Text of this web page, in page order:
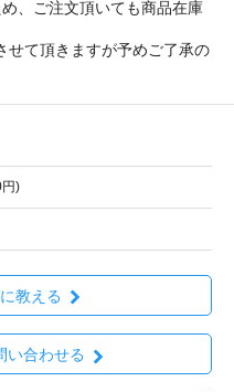
、ご注文頂いても商品在庫
て頂きますが予めご了承の
)
教える
い合わせる